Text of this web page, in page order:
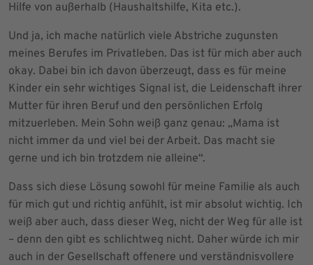
Hilfe von außerhalb (Haushaltshilfe, Kita etc.).
Und ja, ich mache natürlich viele Abstriche zugunsten
meines Berufes im Privatleben. Das ist für mich aber auch
okay. Dabei bin ich davon überzeugt, dass es für meine
Kinder ein sehr wichtiges Signal ist, die Leidenschaft ihrer
Mutter für ihren Beruf und den persönlichen Erfolg
mitzuerleben. Mein Sohn weiß ganz genau: „Mama ist
nicht immer da und viel bei der Arbeit. Das macht sie
gerne und ich bin trotzdem nie alleine“.
Dass sich diese Lösung sowohl für meine Familie als auch
für mich gut und richtig anfühlt, ist mir absolut wichtig. Ich
weiß aber auch, dass dieser Weg, nicht der Weg für alle ist
– denn den gibt es schlichtweg nicht. Daher würde ich mir
auch in der Gesellschaft offenere und verständnisvollere